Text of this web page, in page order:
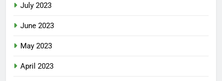
July 2023
June 2023
May 2023
April 2023